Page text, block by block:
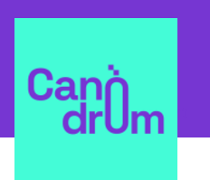
/ Canòdrom Obert